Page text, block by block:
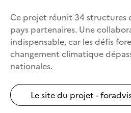
Ce projet réunit 34 structures
pays partenaires. Une
indispensable, car les défis
changement climatique
nationales.
Le site du projet -